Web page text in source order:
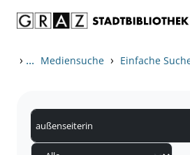
› ... Mediensuche › Einfache